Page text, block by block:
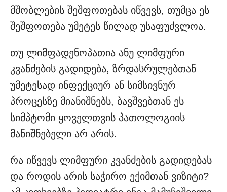
მშობლების შეშფოთებას იწვევს, თუმცა ეს
შეშფოთება უმეტეს წილად უსაფუძვლოა.
თუ ლიმფადენოპათია ანუ ლიმფური
კვანძების გადიდება, ზრდასრულებთან
უმეტესად ინფექციურ ან სიმსივნურ
პროცესზე მიანიშნებს, ბავშვებთან ეს
სიმპტომი ყოველთვის პათოლოგიის
მანიშნებელი არ არის.
რა იწვევს ლიმფური კვანძების გადიდებას
და როდის არის საჭირო ექიმთან ვიზიტი?